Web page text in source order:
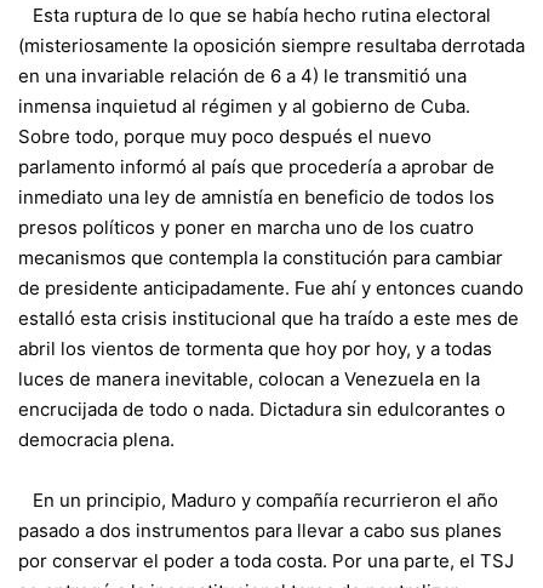
Esta ruptura de lo que se había hecho rutina electoral
(misteriosamente la oposición siempre resultaba derrotada
en una invariable relación de 6 a 4) le transmitió una
inmensa inquietud al régimen y al gobierno de Cuba.
Sobre todo, porque muy poco después el nuevo
parlamento informó al país que procedería a aprobar de
inmediato una ley de amnistía en beneficio de todos los
presos políticos y poner en marcha uno de los cuatro
mecanismos que contempla la constitución para cambiar
de presidente anticipadamente. Fue ahí y entonces cuando
estalló esta crisis institucional que ha traído a este mes de
abril los vientos de tormenta que hoy por hoy, y a todas
luces de manera inevitable, colocan a Venezuela en la
encrucijada de todo o nada. Dictadura sin edulcorantes o
democracia plena.
En un principio, Maduro y compañía recurrieron el año
pasado a dos instrumentos para llevar a cabo sus planes
por conservar el poder a toda costa. Por una parte, el TSJ